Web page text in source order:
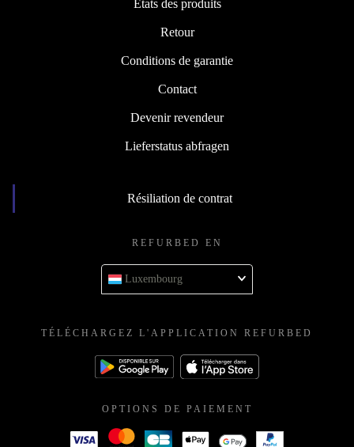
États des produits
Retour
Conditions de garantie
Contact
Devenir revendeur
Lieferstatus abfragen
Résiliation de contrat
REFURBED EN
Luxembourg
TÉLÉCHARGEZ L'APPLICATION REFURBED
OPTIONS DE PAIEMENT